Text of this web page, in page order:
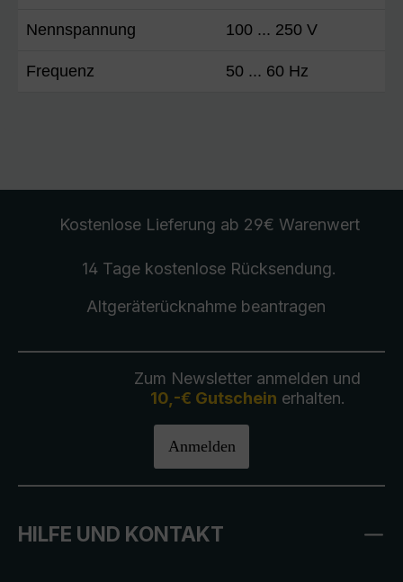
Nennspannung 100 ... 250 V
Frequenz 50 ... 60 Hz
Kostenlose Lieferung ab 29€ Warenwert
14 Tage kostenlose Rücksendung.
Altgeräterücknahmebeantragen
Zum Newsletter anmelden und
10,-€ Gutschein erhalten.
Anmelden
HILFE UND KONTAKT